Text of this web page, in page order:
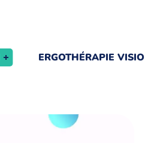
ERGOTHÉRAPIE VISIO